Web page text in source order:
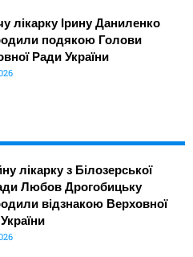
лікарку Ірину Даниленко
подякою Голови
Ради України
лікарку з Білозерської
Любов Дрогобицьку
відзнакою Верховної